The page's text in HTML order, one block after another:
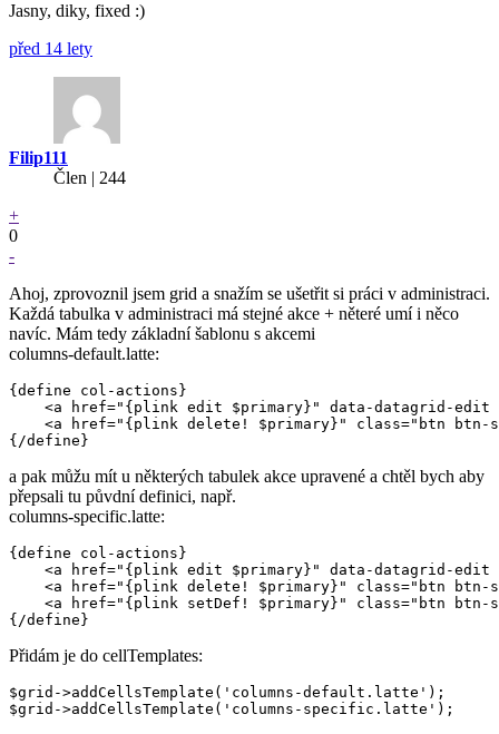
Jasny, diky, fixed :)
před 14 lety
Filip111
Člen | 244
+
0
-
Ahoj, zprovoznil jsem grid a snažím se ušetřit si práci v administraci.
Každá tabulka v administraci má stejné akce + něteré umí i něco
navíc. Mám tedy základní šablonu s akcemi
columns-default.latte:
{define col-actions}
<a href="{plink edit $primary}" data-datagrid-
<a href="{plink delete! $primary}" class="btn btn-
a pak můžu mít u některých tabulek akce upravené a chtěl bych aby
přepsali tu půvdní definici, např.
columns-specific.latte:
{define col-actions}
<a href="{plink edit $primary}" data-datagrid-
<a href="{plink delete! $primary}" class="btn btn-
<a href="{plink setDef! $primary}" class="btn
Přidám je do cellTemplates:
$grid->addCellsTemplate('columns-default.latte');